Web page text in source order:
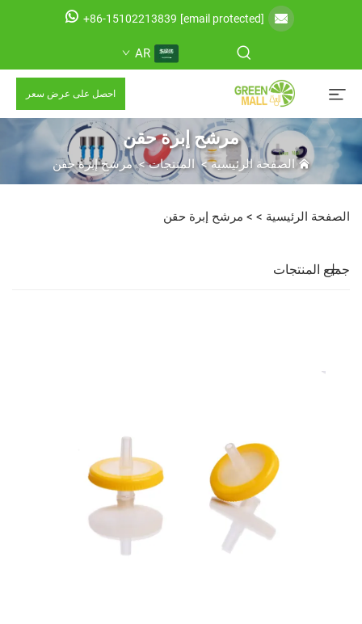
[email protected]
+86-15102213839
AR
احصل على عرض سعر
مرشح إبرة حقن
الصفحة الرئيسية>المنتجات>مرشح إبرة حقن
الصفحة الرئيسية > > مرشح إبرة حقن
جميع المنتجات